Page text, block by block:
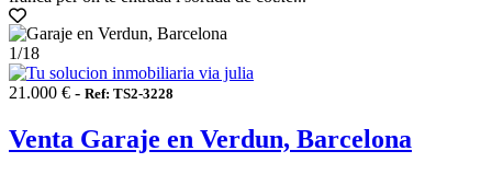
1/18
21.000 € - Ref: TS2-3228
Venta Garaje en Verdun, Barcelona